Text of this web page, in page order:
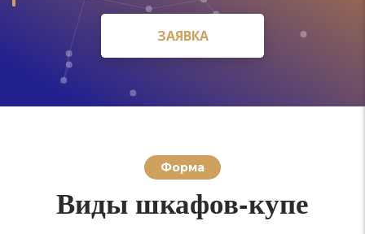
ЗАЯВКА
ЗАЯВКА
Форма
Виды шкафов-купе